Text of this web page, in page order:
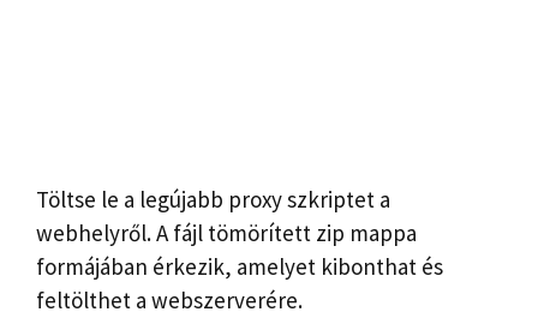
Töltse le a legújabb proxy szkriptet a
webhelyről. A fájl tömörített zip mappa
formájában érkezik, amelyet kibonthat és
feltölthet a webszerverére.